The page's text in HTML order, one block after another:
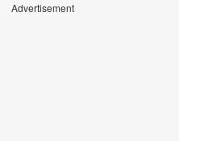
Advertisement